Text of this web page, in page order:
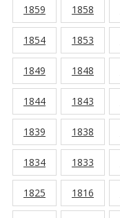
1859 1858
1854 1853
1849 1848
1844 1843
1839 1838
1834 1833
1825 1816